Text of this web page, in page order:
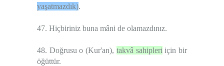
yaşatmazdık).
47. Hiçbiriniz buna mâni de olamazdınız.
48. Doğrusu o (Kur'an), takvâ sahipleri için bir
öğüttür.